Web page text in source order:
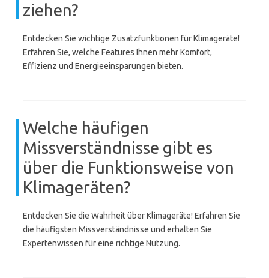
ziehen?
Entdecken Sie wichtige Zusatzfunktionen für Klimageräte!
Erfahren Sie, welche Features Ihnen mehr Komfort,
Effizienz und Energieeinsparungen bieten.
Welche häufigen
Missverständnisse gibt es
über die Funktionsweise von
Klimageräten?
Entdecken Sie die Wahrheit über Klimageräte! Erfahren Sie
die häufigsten Missverständnisse und erhalten Sie
Expertenwissen für eine richtige Nutzung.